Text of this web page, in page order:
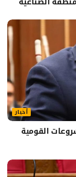
أخبار
القومية